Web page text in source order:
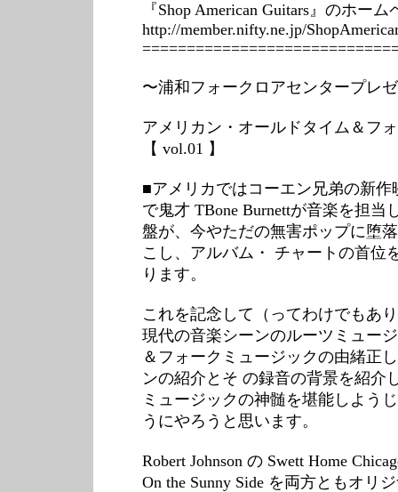
『Shop American Guitars』のホー
http://member.nifty.ne.jp/
〜浦和フォークロアセンタープレ
アメリカン・オールドタイム＆フ
【 vol.01 】
■アメリカではコーエン兄弟の新作
で鬼才 TBone Burnettが音楽を担
盤が、今やただの無害ポップに堕
こし、アルバム・ チャートの首位
ります。
これを記念して（ってわけでもあ
現代の音楽シーンのルーツミュー
＆フォークミュージックの由緒正
ンの紹介とそ の録音の背景を紹介
ミュージックの神髄を堪能しよう
うにやろうと思います。
Robert Johnson の Swett Home
On the Sunny Side を両方ともオリ